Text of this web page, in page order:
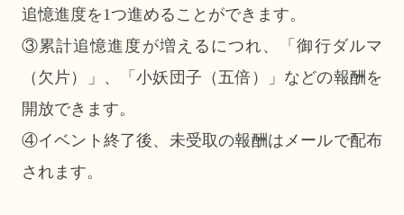
追憶進度を1つ進めることができます。
③累計追憶進度が増えるにつれ、「御行ダルマ
（欠片）」、「小妖団子（五倍）」などの報酬を
開放できます。
④イベント終了後、未受取の報酬はメールで配布
されます。